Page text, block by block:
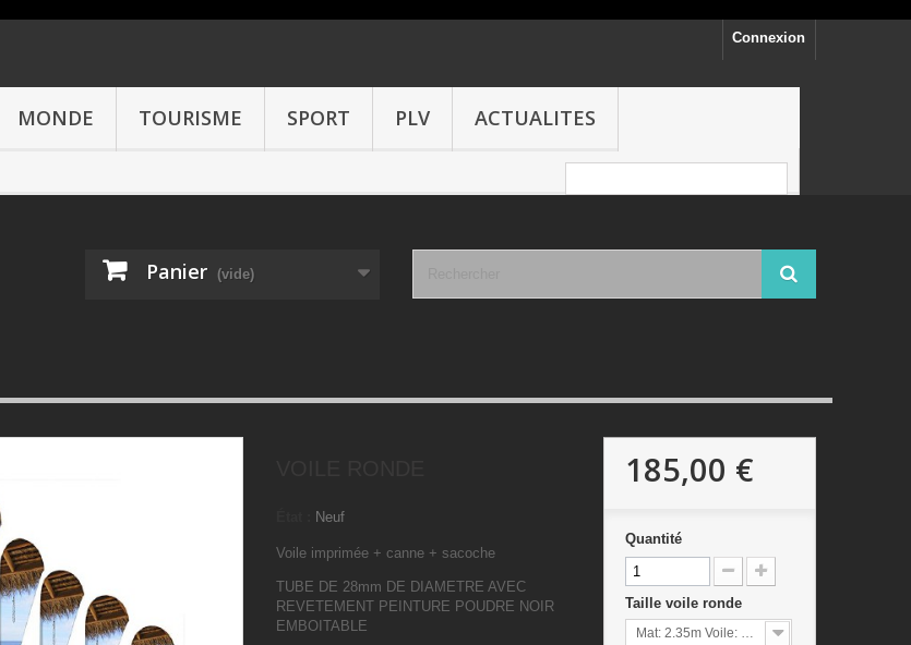
Connexion
MONDE TOURISME SPORT PLV ACTUALITES
Panier (vide)
Neuf
Voile imprimée + canne + sacoche
TUBE DE 28mm DE DIAMETRE AVEC
REVETEMENT PEINTURE POUDRE NOIR
EMBOITABLE
185,00 €
Quantité
Taille voile ronde
Mat: 2.35m Voile: 1.90x0.87m